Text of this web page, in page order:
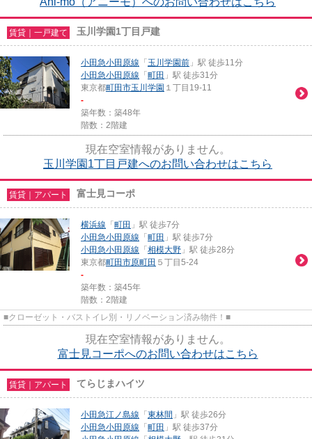
賃貸｜一戸建て 玉川学園1丁目戸建
小田急小田原線 「 玉川学園前 」駅 徒歩11分
小田急小田原線 「 町田 」駅 徒歩31分
東京都町田市玉川学園 １丁目19-11
-
築年数：築48年
階数：2階建
現在空室情報がありません。
玉川学園1丁目戸建へのお問い合わせはこちら
賃貸｜アパート 富士見コーポ
横浜線 「 町田 」駅 徒歩7分
小田急小田原線 「 町田 」駅 徒歩7分
小田急小田原線 「 相模大野 」駅 徒歩28分
東京都町田市原町田 ５丁目5-24
-
築年数：築45年
階数：2階建
■クローゼット・バストイレ別・リノベーション済み物件！■
現在空室情報がありません。
富士見コーポへのお問い合わせはこちら
賃貸｜アパート てらじまハイツ
小田急江ノ島線 「 東林間 」駅 徒歩26分
小田急小田原線 「 町田 」駅 徒歩37分